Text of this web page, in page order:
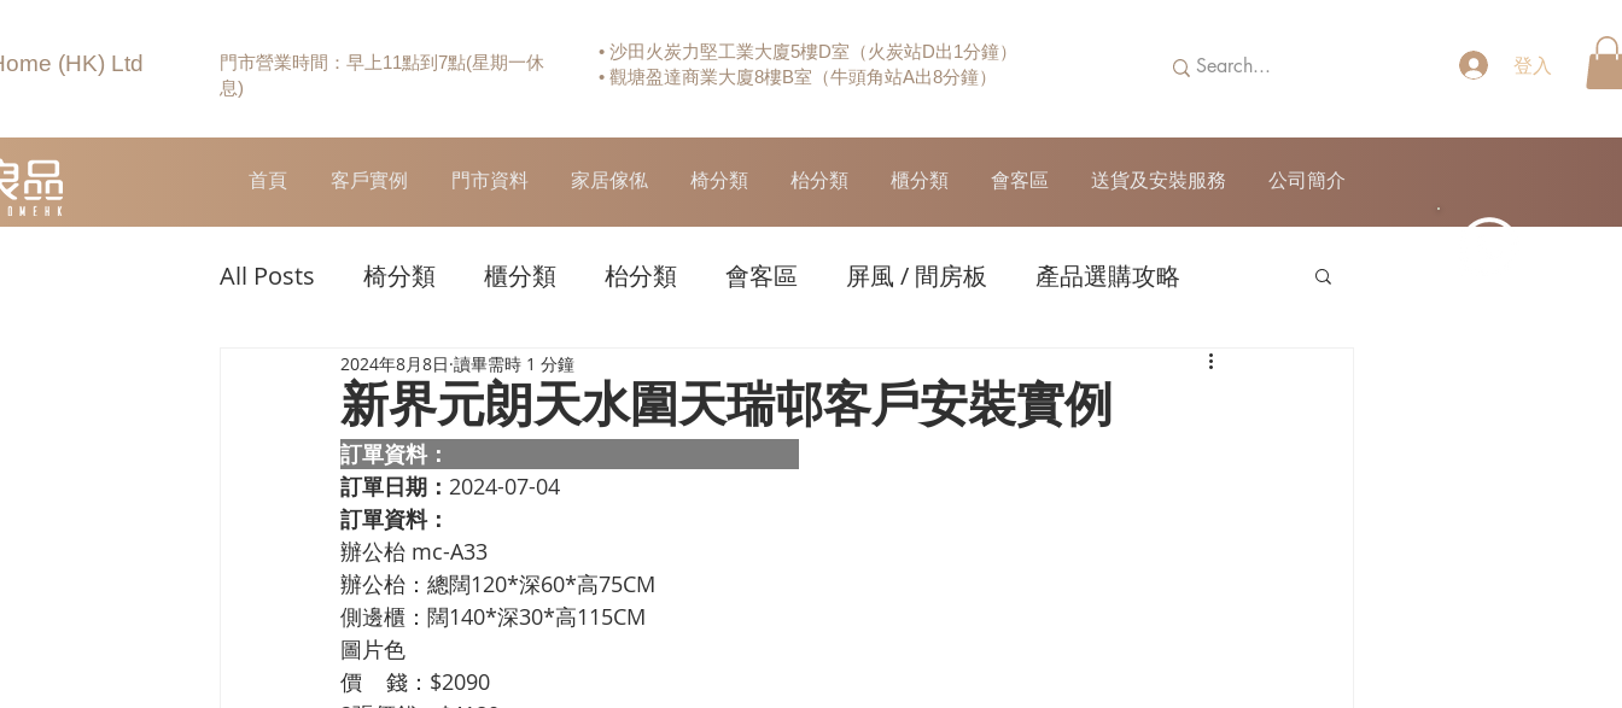
(HK) Ltd
門市營業時間：早上11點到7點(星期一休
息)
• 沙田火炭力堅工業大廈5樓D室（火炭站D出1分鐘）
• 觀塘盈達商業大廈8樓B室（牛頭角站A出8分鐘）
登入
首頁 客戶實例 門市資料 家居傢俬 椅分類 枱分類 櫃分類 會客區 送貨及安裝服務 公司簡介
All Posts 椅分類 櫃分類 枱分類 會客區 屏風 / 間房板 產品選購攻略
新界元朗天水圍天瑞邨客戶安裝實例
2024年8月8日 讀畢需時 1 分鐘
訂單資料：
訂單日期： 2024-07-04
訂單資料：
辦公枱 mc-A33
辦公枱：總闊120*深60*高75CM
側邊櫃：闊140*深30*高115CM
圖片色
價    錢：$2090